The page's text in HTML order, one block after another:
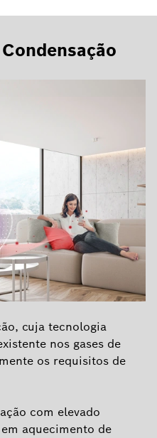
cuja tecnologia
nos gases de
os requisitos de
com elevado
aquecimento de